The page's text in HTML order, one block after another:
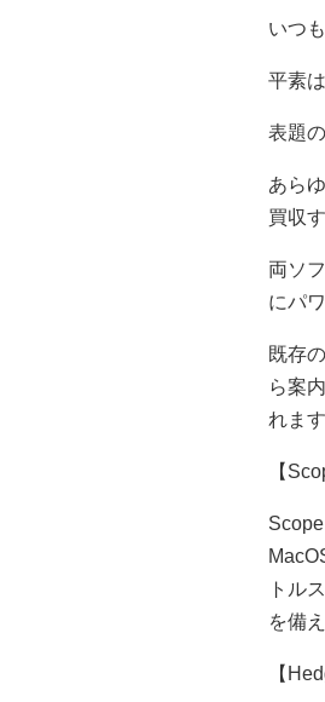
いつ
平素
表題
あら
買収
両ソ
にパ
既存
ら案
れま
【
トル
を備
【